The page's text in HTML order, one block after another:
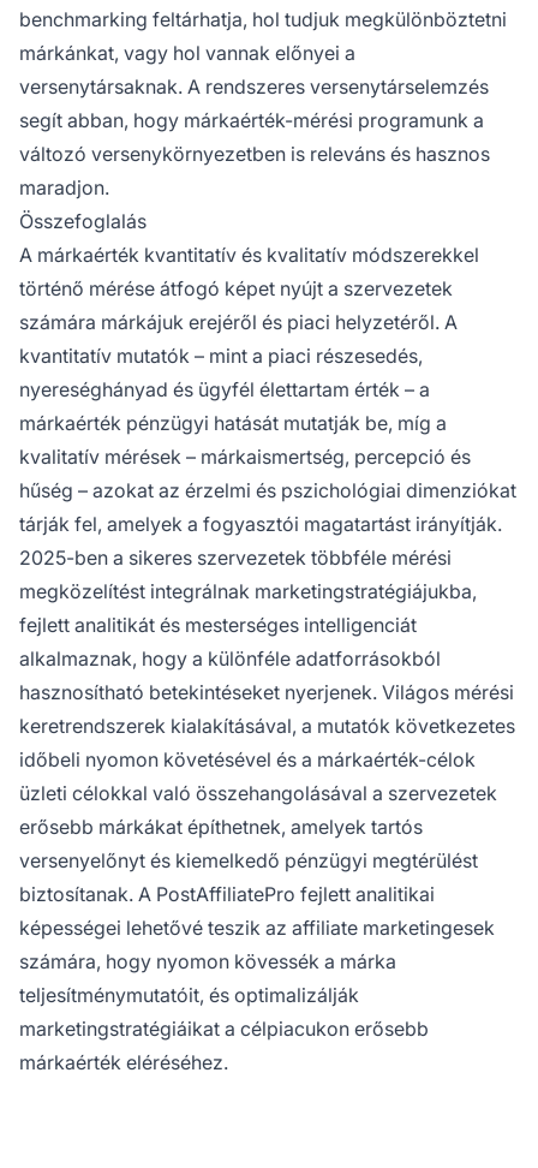
benchmarking feltárhatja, hol tudjuk megkülönböztetni
márkánkat, vagy hol vannak előnyei a
versenytársaknak. A rendszeres versenytárselemzés
segít abban, hogy márkaérték-mérési programunk a
változó versenykörnyezetben is releváns és hasznos
maradjon.
Összefoglalás
A márkaérték kvantitatív és kvalitatív módszerekkel
történő mérése átfogó képet nyújt a szervezetek
számára márkájuk erejéről és piaci helyzetéről. A
kvantitatív mutatók – mint a piaci részesedés,
nyereséghányad és ügyfél élettartam érték – a
márkaérték pénzügyi hatását mutatják be, míg a
kvalitatív mérések – márkaismertség, percepció és
hűség – azokat az érzelmi és pszichológiai dimenziókat
tárják fel, amelyek a fogyasztói magatartást irányítják.
2025-ben a sikeres szervezetek többféle mérési
megközelítést integrálnak marketingstratégiájukba,
fejlett analitikát és mesterséges intelligenciát
alkalmaznak, hogy a különféle adatforrásokból
hasznosítható betekintéseket nyerjenek. Világos mérési
keretrendszerek kialakításával, a mutatók következetes
időbeli nyomon követésével és a márkaérték-célok
üzleti célokkal való összehangolásával a szervezetek
erősebb márkákat építhetnek, amelyek tartós
versenyelőnyt és kiemelkedő pénzügyi megtérülést
biztosítanak. A PostAffiliatePro fejlett analitikai
képességei lehetővé teszik az affiliate marketingesek
számára, hogy nyomon kövessék a márka
teljesítménymutatóit, és optimalizálják
marketingstratégiáikat a célpiacukon erősebb
márkaérték eléréséhez.